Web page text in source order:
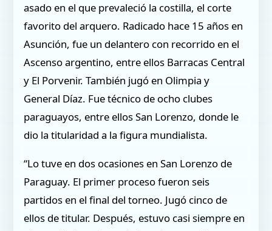
asado en el que prevaleció la costilla, el corte
favorito del arquero. Radicado hace 15 años en
Asunción, fue un delantero con recorrido en el
Ascenso argentino, entre ellos Barracas Central
y El Porvenir. También jugó en Olimpia y
General Díaz. Fue técnico de ocho clubes
paraguayos, entre ellos San Lorenzo, donde le
dio la titularidad a la figura mundialista.
“Lo tuve en dos ocasiones en San Lorenzo de
Paraguay. El primer proceso fueron seis
partidos en el final del torneo. Jugó cinco de
ellos de titular. Después, estuvo casi siempre en